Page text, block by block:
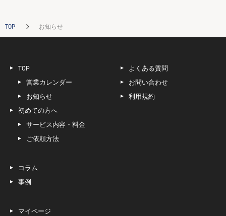
TOP お知らせ
TOP
営業カレンダー
お知らせ
初めての方へ
サービス内容・料金
ご依頼方法
よくある質問
お問い合わせ
利用規約
コラム
事例
マイページ